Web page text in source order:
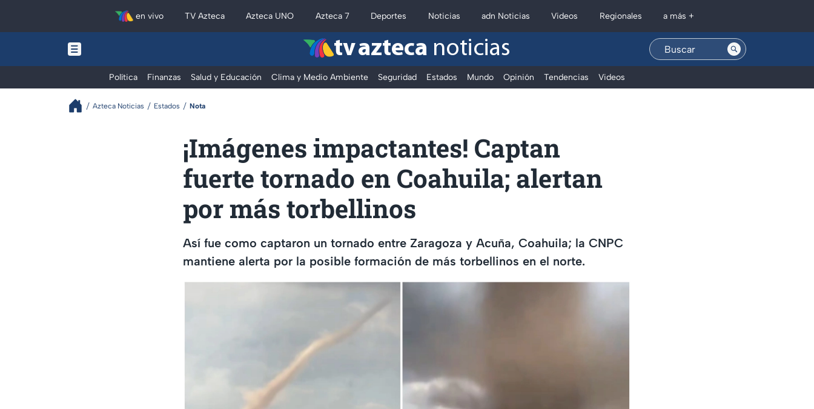
en vivo TV Azteca Azteca UNO Azteca 7 Deportes Noticias adn Noticias Videos Regionales a más +
tv azteca noticias
Política Finanzas Salud y Educación Clima y Medio Ambiente Seguridad Estados Mundo Opinión Tendencias Videos
Azteca Noticias Estados Nota
¡Imágenes impactantes! Captan
fuerte tornado en Coahuila; alertan
por más torbellinos
Así fue como captaron un tornado entre Zaragoza y Acuña, Coahuila; la CNPC
mantiene alerta por la posible formación de más torbellinos en el norte.